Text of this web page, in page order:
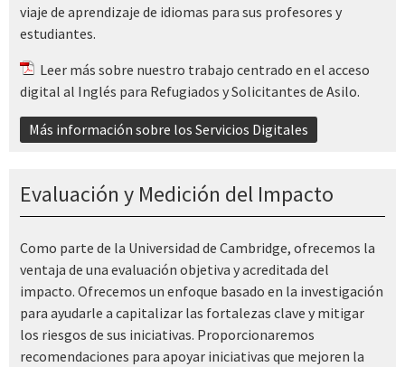
viaje de aprendizaje de idiomas para sus profesores y
estudiantes.
Leer más sobre nuestro trabajo centrado en el acceso
digital al Inglés para Refugiados y Solicitantes de Asilo.
Más información sobre los Servicios Digitales
Evaluación y Medición del Impacto
Como parte de la Universidad de Cambridge, ofrecemos la
ventaja de una evaluación objetiva y acreditada del
impacto. Ofrecemos un enfoque basado en la investigación
para ayudarle a capitalizar las fortalezas clave y mitigar
los riesgos de sus iniciativas. Proporcionaremos
recomendaciones para apoyar iniciativas que mejoren la